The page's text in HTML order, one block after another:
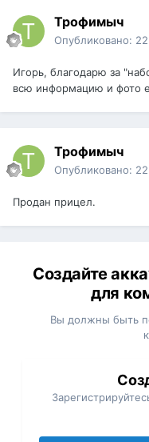
Трофимыч
Опубликовано:
Игорь, благодарю за
всю информацию и фото
Трофимыч
Опубликовано:
Продан прицел.
Создайте
для
Вы должны быть